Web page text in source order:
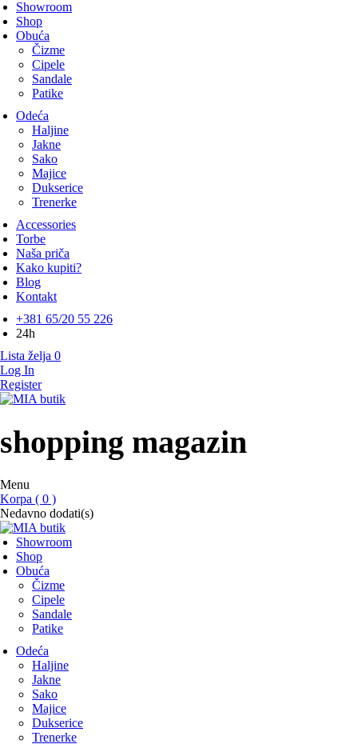
Showroom
Shop
Obuća
Čizme
Cipele
Sandale
Patike
Odeća
Haljine
Jakne
Sako
Majice
Dukserice
Trenerke
Accessories
Torbe
Naša priča
Kako kupiti?
Blog
Kontakt
+381 65/20 55 226
24h
Lista želja 0
Log In
Register
MIA butik
shopping magazin
Menu
Korpa ( 0 )
Nedavno dodati(s)
Showroom
Shop
Obuća
Čizme
Cipele
Sandale
Patike
Odeća
Haljine
Jakne
Sako
Majice
Dukserice
Trenerke